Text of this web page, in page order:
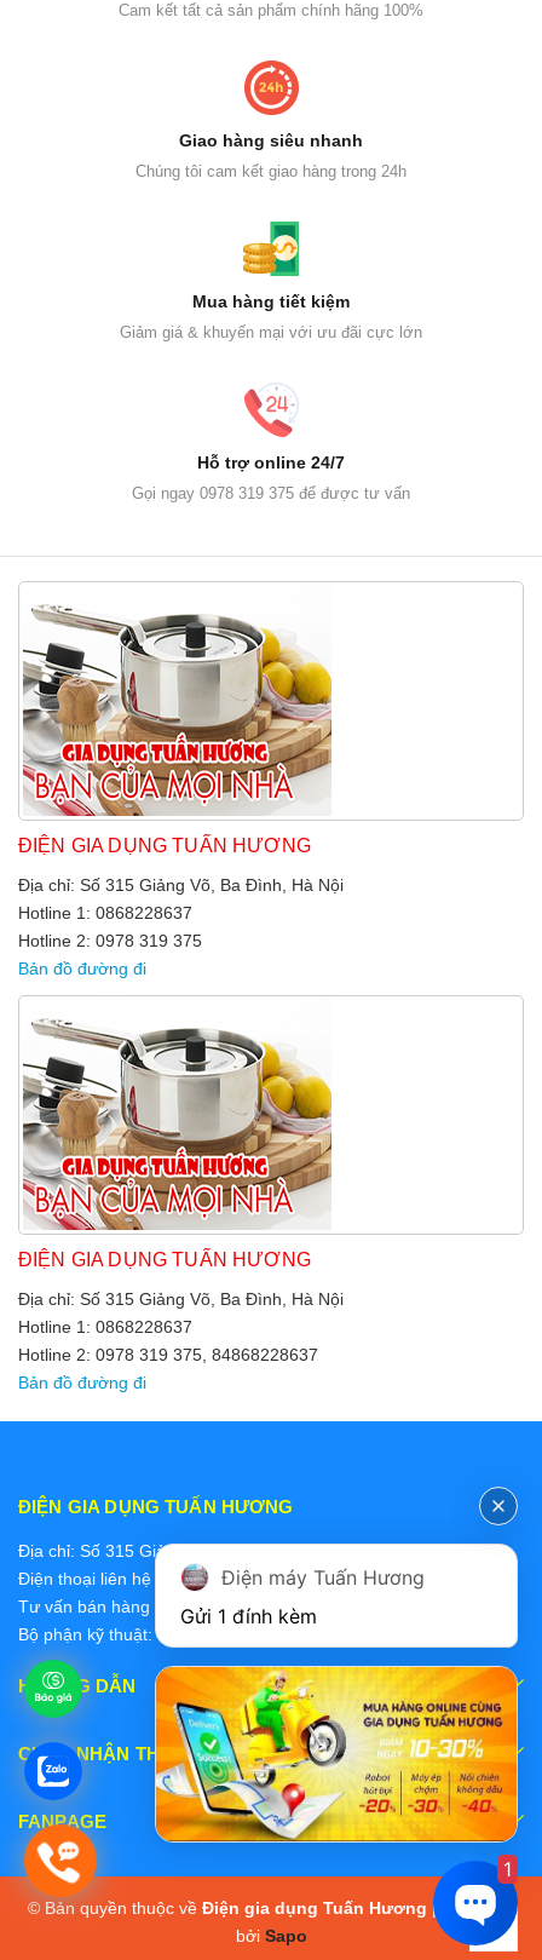
Cam kết tất cả sản phẩm chính hãng 100%
Giao hàng siêu nhanh
Chúng tôi cam kết giao hàng trong 24h
Mua hàng tiết kiệm
Giảm giá & khuyến mại với ưu đãi cực lớn
Hỗ trợ online 24/7
Gọi ngay 0978 319 375 để được tư vấn
ĐIỆN GIA DỤNG TUẤN HƯƠNG
Địa chỉ: Số 315 Giảng Võ, Ba Đình, Hà Nội
Hotline 1: 0868228637
Hotline 2: 0978 319 375
Bản đồ đường đi
ĐIỆN GIA DỤNG TUẤN HƯƠNG
Địa chỉ: Số 315 Giảng Võ, Ba Đình, Hà Nội
Hotline 1: 0868228637
Hotline 2: 0978 319 375, 84868228637
Bản đồ đường đi
ĐIỆN GIA DỤNG TUẤN HƯƠNG
Địa chỉ: Số 315 Giảng Võ, Ba Đình, Hà Nội
Điện thoại liên hệ các bộ phận:
Tư vấn bán hàng 2: 0868228637
Bộ phận kỹ thuật: 0978 319 375
HƯỚNG DẪN
CHẤP NHẬN THANH TOÁN
FANPAGE
© Bản quyền thuộc về Điện gia dụng Tuấn Hương | Cung cấp
bởi Sapo
Điện máy Tuấn Hương
Gửi 1 đính kèm
1